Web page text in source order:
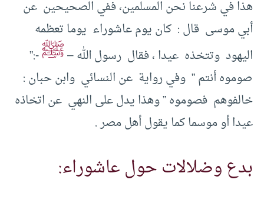
هذا في شرعنا نحن المسلمين، ففي الصحيحين عن
أبي موسى قال : كان يوم عاشوراء يوما تعظمه
اليهود وتتخذه عيدا ، فقال رسول الله –ﷺ-:”
صوموه أنتم ” وفي رواية عن النسائي وابن حبان :
خالفوهم فصوموه ” وهذا يدل على النهي عن اتخاذه
عيدا أو موسما كما يقول أهل مصر .
بدع وضلالات حول عاشوراء: